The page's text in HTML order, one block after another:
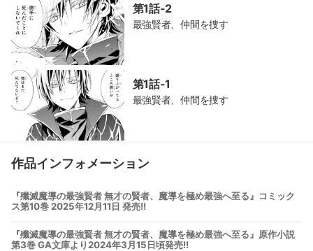
第1話-2
最強賢者、仲間を捜す
第1話-1
最強賢者、仲間を捜す
作品インフォメーション
『殲滅魔導の最強賢者 無才の賢者、魔導を極め最強へ至る』コミック
ス第10巻 2025年12月11日 発売!!
『殲滅魔導の最強賢者 無才の賢者、魔導を極め最強へ至る』原作小説
第3巻 GA文庫より2024年3月15日頃発売!!